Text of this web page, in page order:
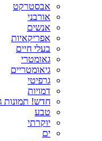
אבסטרקט
אורבני
אנשים
אפריקאיות
בעלי חיים
גאומטרי
גיאומטריים
גרפיטי
דמויות
חדש! תמונות
טבע
יוקרתי
ים